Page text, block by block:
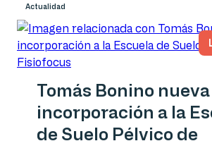
Actualidad
Tomás Bonino nueva
incorporación a la
de Suelo Pélvico de